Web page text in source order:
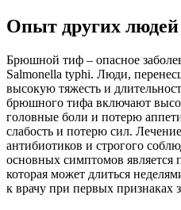
Опыт других людей
Брюшной тиф – опасное
Salmonella typhi. Люди,
высокую тяжесть и
брюшного тифа включают
головные боли и потерю
слабость и потерю сил.
антибиотиков и строгого
основных симптомов является
которая может длиться
к врачу при первых признаках